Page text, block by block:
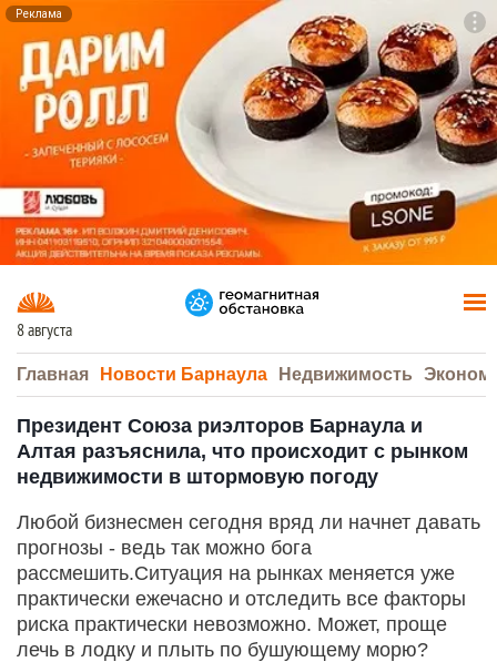
Реклама
8 августа
Главная Новости Барнаула Недвижимость
Президент Союза риэлторов Барнаула и
Алтая разъяснила, что происходит с рынком
недвижимости в штормовую погоду
Любой бизнесмен сегодня вряд ли начнет давать
прогнозы - ведь так можно бога
рассмешить.Ситуация на рынках меняется уже
практически ежечасно и отследить все факторы
риска практически невозможно. Может, проще
лечь в лодку и плыть по бушующему морю?